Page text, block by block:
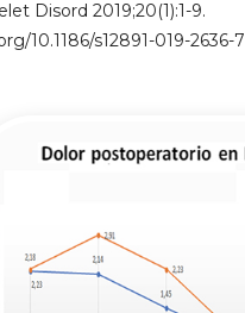
Disord 2019;20(1):1-9.
10.1186/s12891-019-2636-7